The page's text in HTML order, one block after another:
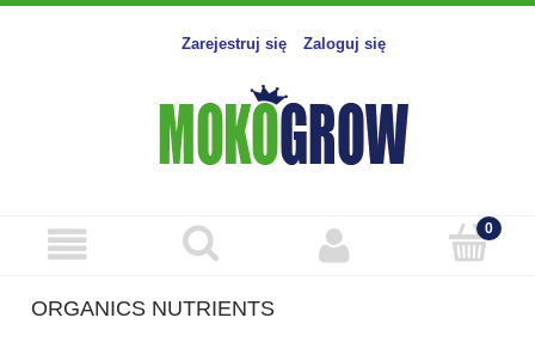
Zarejestruj się Zaloguj się
ORGANICS NUTRIENTS